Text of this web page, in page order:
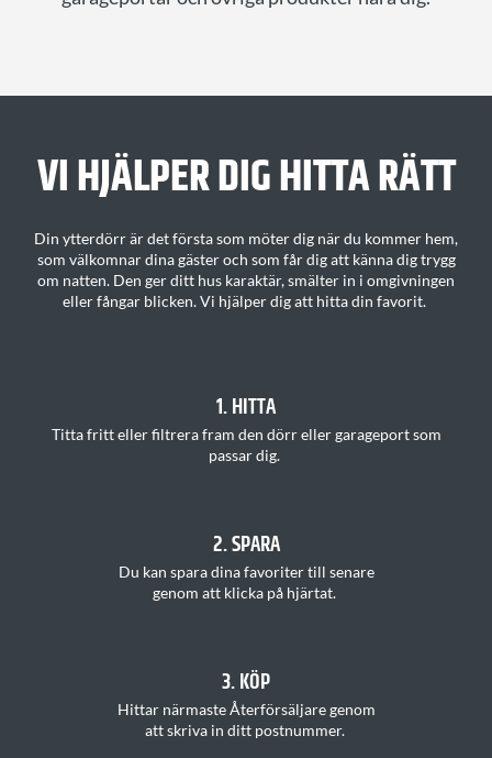
VI HJÄLPER DIG HITTARÄTT
Din ytterdörr är det första som möter dig när du kommer hem,
som välkomnar dina gäster och som får dig att känna dig trygg
om natten. Den ger ditt hus karaktär, smälter in i omgivningen
eller fångar blicken.Vi hjälper dig att hitta din favorit.
1. HITTA
Tittafritteller filtrera fram den dörr eller garageport som
passardig.
2. SPARA
Du kan spara dina favoritertill senare
genom att klicka på hjärtat.
3. KÖP
Hittarnärmaste Återförsäljare genom
att skriva in ditt postnummer.